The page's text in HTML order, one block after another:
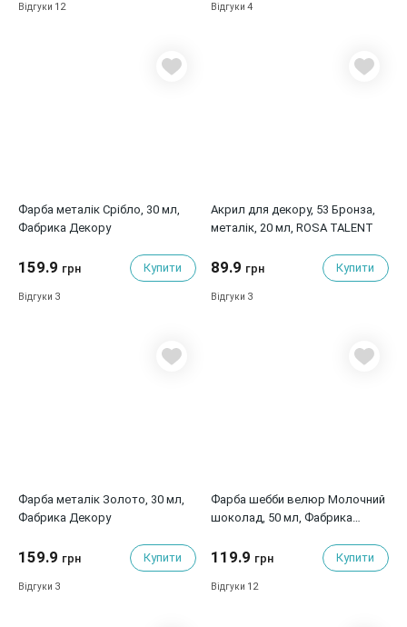
Відгуки 12 Відгуки4
Фарба металік Срібло, 30 мл,
Фабрика Декору
159.9 грн Купити
Відгуки 3
Акрил для декору, 53 Бронза,
металік, 20 мл, ROSA TALENT
89.9 грн Купити
Відгуки 3
Фарба металік Золото, 30 мл,
Фабрика Декору
159.9 грн Купити
Відгуки 3
Фарба шебби велюр Молочний
шоколад, 50 мл, Фабрика
119.9 грн Купити
Відгуки 12